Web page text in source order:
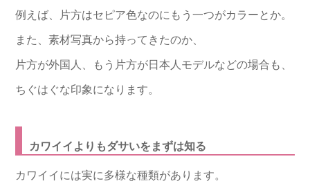
例えば、片方はセピア色なのにもう一つがカラーとか。
また、素材写真から持ってきたのか、
片方が外国人、もう片方が日本人モデルなどの場合も、
ちぐはぐな印象になります。
カワイイよりもダサいをまずは知る
カワイイには実に多様な種類があります。